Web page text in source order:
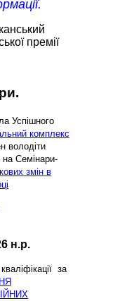
премії
Успішного
комплекс
володіти
Семінари-
змін в
н.р.
за